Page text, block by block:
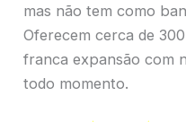
mas não tem como
Oferecem cerca de
franca expansão com
todo momento.